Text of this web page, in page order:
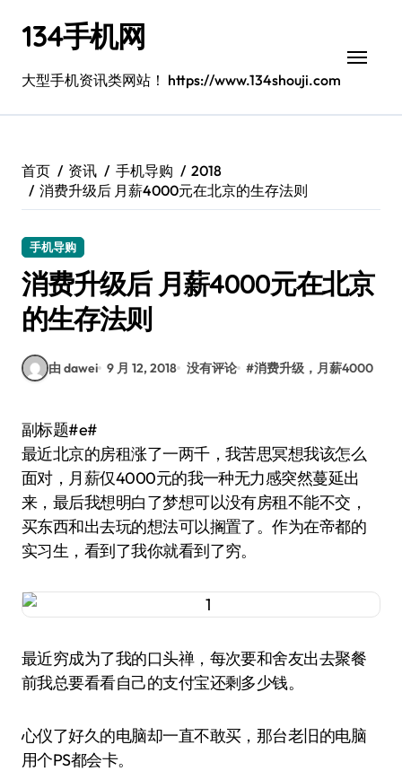
134手机网
大型手机资讯类网站！ https://www.134shouji.com
首页 资讯 手机导购
2018
消费升级后 月薪4000元在北京的生存法则
手机导购
消费升级后 月薪4000元在北京
的生存法则
由 dawei 9 月 12, 2018 没有评论 #消费升级，月薪4000
副标题#e#
最近北京的房租涨了一两千，我苦思冥想我该怎么
面对，月薪仅4000元的我一种无力感突然蔓延出
来，最后我想明白了梦想可以没有房租不能不交，
买东西和出去玩的想法可以搁置了。作为在帝都的
实习生，看到了我你就看到了穷。
最近穷成为了我的口头禅，每次要和舍友出去聚餐
前我总要看看自己的支付宝还剩多少钱。
心仪了好久的电脑却一直不敢买，那台老旧的电脑
用个PS都会卡。